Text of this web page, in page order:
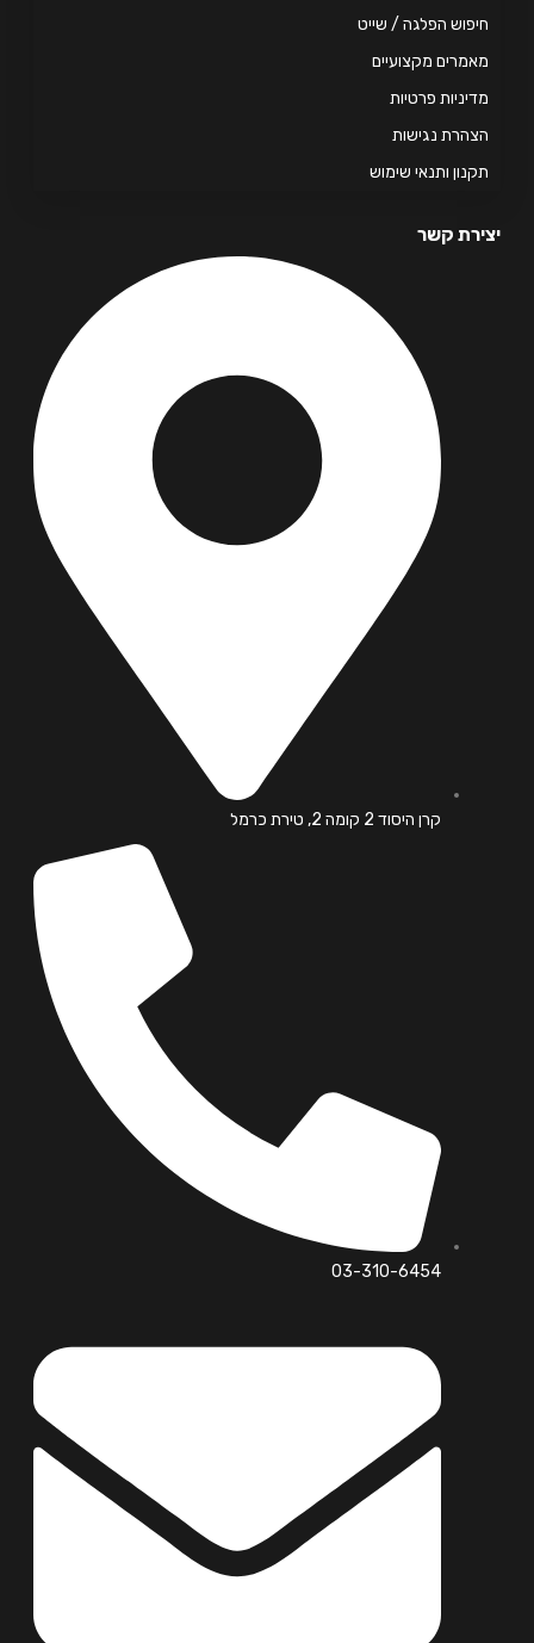
הפלגה / שייט
מקצועיים
פרטיות
נגישות
ותנאי שימוש
קשר
קרן היסוד 2 קומה 2, טירת כרמל
03-310-6454